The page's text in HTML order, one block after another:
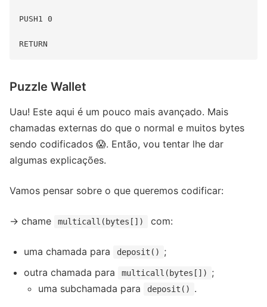
PUSH1 0
Puzzle Wallet
Uau! Este aqui é um pouco mais avançado. Mais
chamadas externas do que o normal e muitos bytes
sendo codificados 😱. Então, vou tentar lhe dar
algumas explicações.
Vamos pensar sobre o que queremos codificar:
→ chame multicall(bytes[]) com:
uma chamada para deposit()
;
outra chamada para
multicall(bytes[])
;
uma subchamada para
deposit() .